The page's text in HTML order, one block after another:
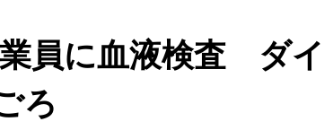
業員に血液検査 ダイ
ろ